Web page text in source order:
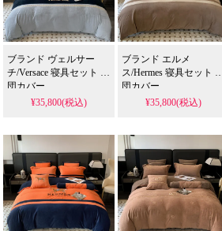
お客様のご満足を第一に、以
対応いたします：
LINE ID:
KMUZAKA
メールアドレス:
ウェブサイト
https://
KMUZAKAを選ぶ理由
豊富な商品ラインナップ：フ
用品まで幅広く取り扱い。
厳しい品質管理：すべての商
ブランド ヴェルサー
チ/Versace 寝具セット 布
団カバー
¥35,800(税込)
ブランド エルメ
ス/Hermes 寝具セット 布
団カバー
¥35,800(税込)